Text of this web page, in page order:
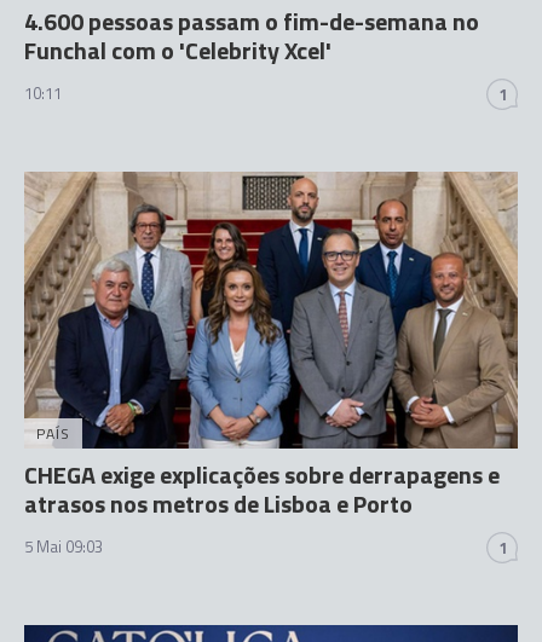
4.600 pessoas passam o fim-de-semana no
Funchal com o 'Celebrity Xcel'
10:11 1
PAÍS
CHEGA exige explicações sobre derrapagens e
atrasos nos metros de Lisboa e Porto
5 Mai 09:03 1